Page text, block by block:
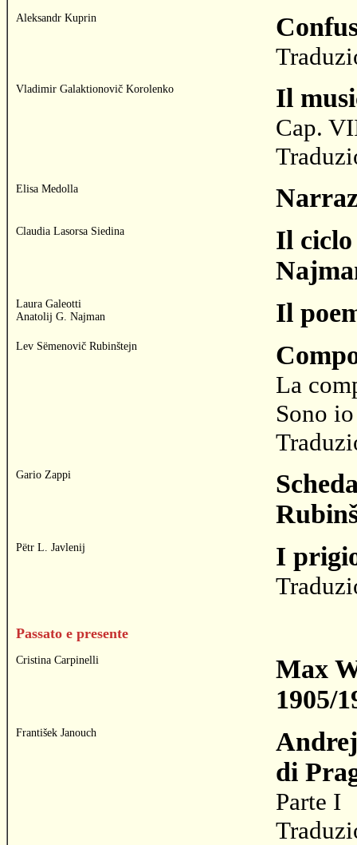
Aleksandr Kuprin
Vladimir Galaktionovič Korolenko Il
Cap.
Elisa Medolla
Claudia Lasorsa Siedina
Il
Laura Galeotti
Anatolij G. Najman
Il
Lev Sëmenovič Rubinštejn
La
Sono io
Gario Zappi
Pëtr L. Javlenij I
Passato e presente
Cristina Carpinelli
Max
1905/
František Janouch
di
Parte I